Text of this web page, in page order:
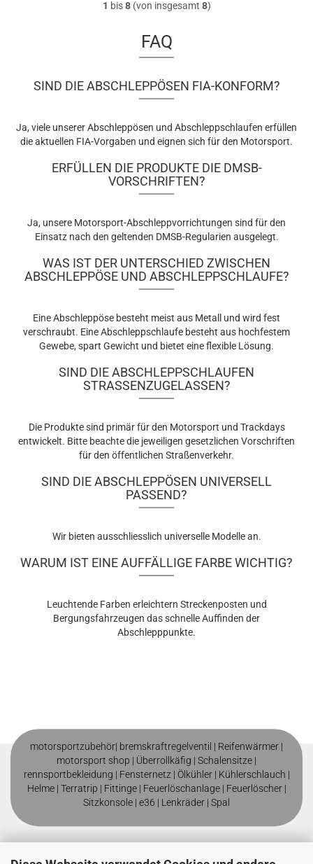
1 bis8(von insgesamt 8)
FAQ
SIND DIE ABSCHLEPPÖSEN FIA-KONFORM?
Ja, viele unserer Abschleppösen und Abschleppschlaufen erfüllen
die aktuellen FIA-Vorgaben und eignen sich für den Motorsport.
ERFÜLLEN DIE PRODUKTE DIE DMSB-
VORSCHRIFTEN?
Ja, unsere Motorsport-Abschleppvorrichtungen sind für den
Einsatz nach den geltenden DMSB-Regularien ausgelegt.
WAS IST DER UNTERSCHIED ZWISCHEN
ABSCHLEPPÖSE UND ABSCHLEPPSCHLAUFE?
Eine Abschleppöse besteht meist aus Metall und wird fest
verschraubt. Eine Abschleppschlaufe besteht aus hochfestem
Gewebe, spart Gewicht und bietet eine flexible Lösung.
SIND DIE ABSCHLEPPSCHLAUFEN
STRASSENZUGELASSEN?
Die Produkte sind primär für den Motorsport und Trackdays
entwickelt. Bitte beachte die jeweiligen gesetzlichen Vorschriften
für den öffentlichen Straßenverkehr.
SIND DIE ABSCHLEPPÖSEN UNIVERSELL
PASSEND?
Wir bieten ausschliesslich universelle Modelle an.
WARUM IST EINE AUFFÄLLIGE FARBE WICHTIG?
Leuchtende Farben erleichtern Streckenposten und
Bergungsfahrzeugen das schnelle Auffinden der
Abschlepppunkte.
motorsportzubehör| bremskraftregelventil | Reifenwärmer |
motorsport shop | Überrollkäfig | Schalensitze |
rennsportbekleidung | Fensternetz | Ölkühler| Kühlerschlauch |
Helme | Terratrip | Fittinge| Feuerlöschanlage | Feuerlöscher |
Sitzkonsole | e36 | Lenkräder | Spal